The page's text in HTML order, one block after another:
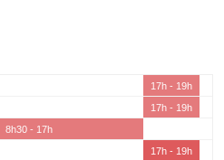
17h - 19h
17h - 19h
8h30 - 17h
17h - 19h